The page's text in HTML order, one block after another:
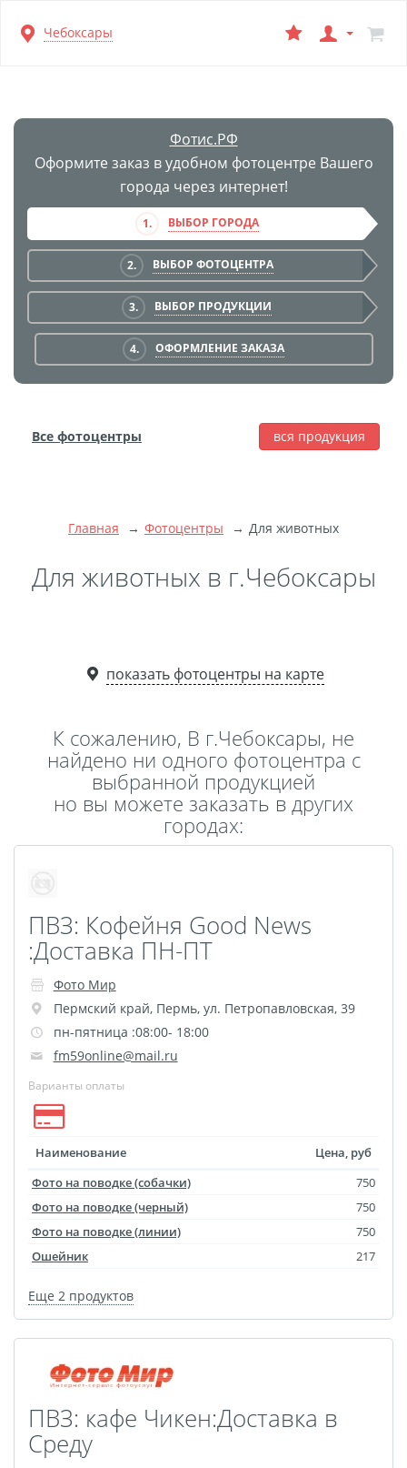
Перейти
к
Чебоксары
Фотис.РФ
Оформите заказ в удобном фотоцентре Вашего
города через интернет!
1. ВЫБОР ГОРОДА
2. ВЫБОР ФОТОЦЕНТРА
3. ВЫБОР ПРОДУКЦИИ
4. ОФОРМЛЕНИЕ ЗАКАЗА
Все фотоцентры
печать
Фото на холсте с
Модульные картины
подрамника
Фотоколлаж
Фотобокс
Дибонд
Фото на стекле и
акриле
Печать на баннере
Фотообои
Трафареты
Печать на прозрачной
Рекламные конструкции
Напольная графика
Широкоформатное
ламинирование
Изготовление баннеров
Оформление картин
Накатка Фото на ХДФ
багете
Фоторама с магнитами
Холст на ДВП
Латексная печать
Фотопечать на
вся продукция
Главная Фотоцентры Для животных
Для животных в г.Чебоксары
показать фотоцентры на карте
К сожалению, В г.Чебоксары, не
найдено ни одного фотоцентра с
выбранной продукцией
но вы можете заказать в других
городах:
ПВЗ: Кофейня Good News
:Доставка ПН-ПТ
Фото Мир
Пермский край, Пермь, ул. Петропавловская, 39
пн-пятница :08:00- 18:00
fm59online@mail.ru
Варианты оплаты
Наименование
Цена, руб
Фото на поводке (собачки)
750
Фото на поводке (черный)
750
Фото на поводке (линии)
750
Ошейник
217
Еще 2 продуктов
ПВЗ: кафе Чикен:Доставка в
Среду